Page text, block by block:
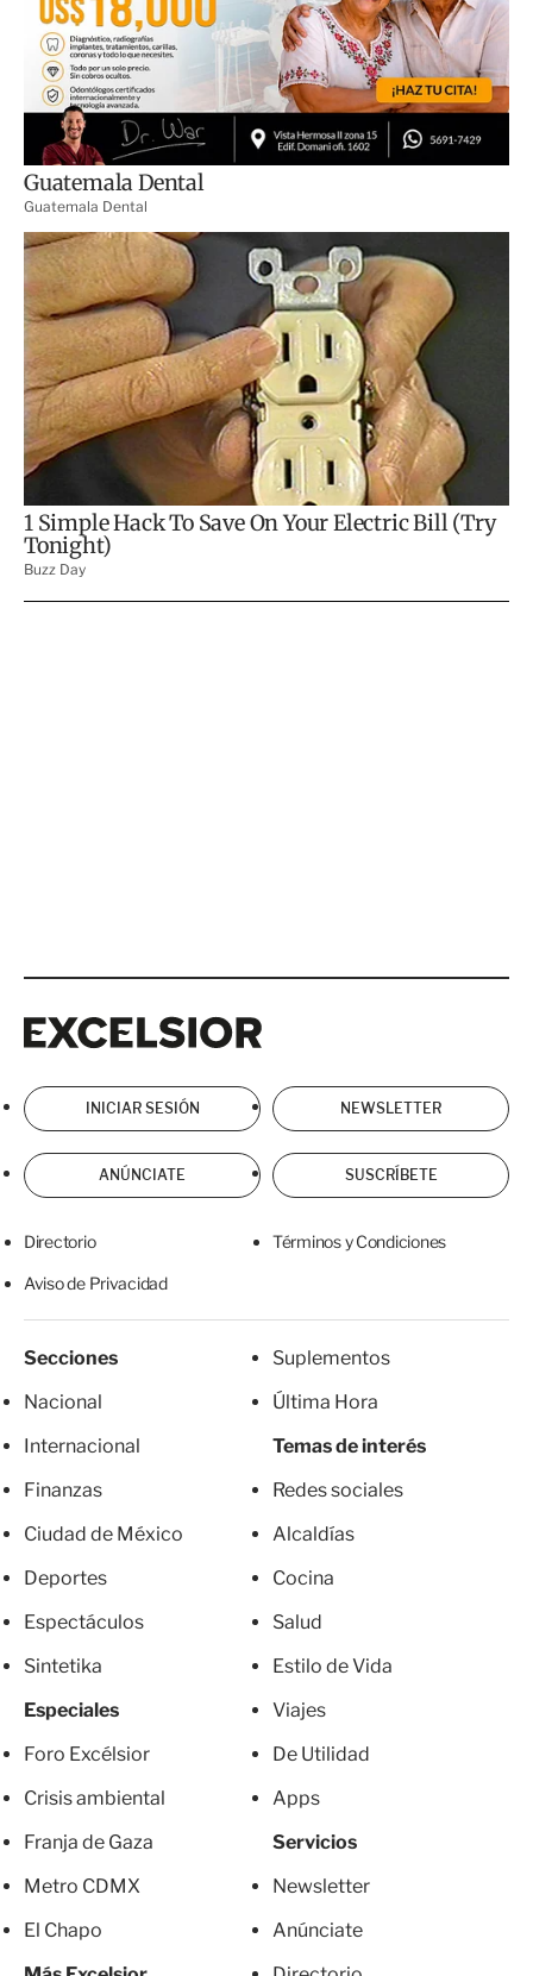
INICIAR SESIÓN NEWSLETTER
ANÚNCIATE SUSCRÍBETE
Directorio Términos y Condiciones
Aviso de Privacidad
Secciones
Nacional
Internacional
Finanzas
Ciudad de México
Deportes
Espectáculos
Sintetika
Especiales
Foro Excélsior
Crisis ambiental
Franja de Gaza
Metro CDMX
El Chapo
Suplementos
Última Hora
Temas de interés
Redes sociales
Alcaldías
Cocina
Salud
Estilo de Vida
Viajes
De Utilidad
Apps
Servicios
Newsletter
Anúnciate